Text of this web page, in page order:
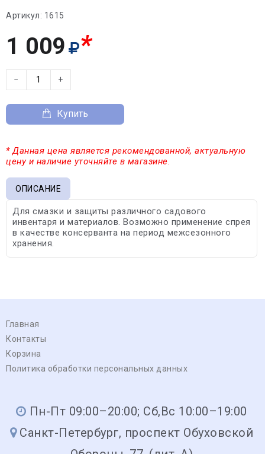
Артикул: 1615
1 009 *
− +
Купить
* Данная цена является рекомендованной, актуальную
цену и наличие уточняйте в магазине.
ОПИСАНИЕ
Для смазки и защиты различного садового
инвентаря и материалов. Возможно применение спрея
в качестве консерванта на период межсезонного
хранения.
Главная
Контакты
Корзина
Политика обработки персональных данных
Пн-Пт 09:00–20:00; Сб,Вс 10:00–19:00
Санкт-Петербург, проспект Обуховской